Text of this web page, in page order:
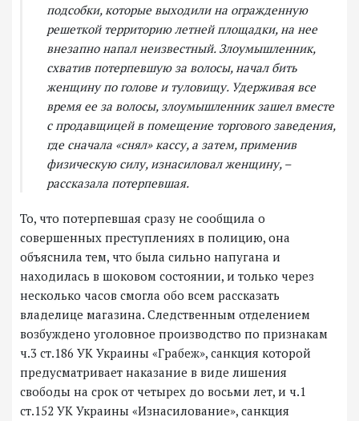
подсобки, которые выходили на огражденную
решеткой территорию летней площадки, на нее
внезапно напал неизвестный. Злоумышленник,
схватив потерпевшую за волосы, начал бить
женщину по голове и туловищу. Удерживая все
время ее за волосы, злоумышленник зашел вместе
с продавщицей в помещение торгового заведения,
где сначала «снял» кассу, а затем, применив
физическую силу, изнасиловал женщину, –
рассказала потерпевшая.
То, что потерпевшая сразу не сообщила о
совершенных преступлениях в полицию, она
объяснила тем, что была сильно напугана и
находилась в шоковом состоянии, и только через
несколько часов смогла обо всем рассказать
владелице магазина. Следственным отделением
возбуждено уголовное производство по признакам
ч.3 ст.186 УК Украины «Грабеж», санкция которой
предусматривает наказание в виде лишения
свободы на срок от четырех до восьми лет, и ч.1
ст.152 УК Украины «Изнасилование», санкция